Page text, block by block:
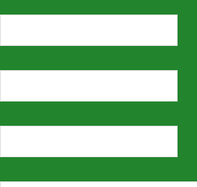
Concierto de Navidad Escuela
Viernes 20 de diciembre de 2018 a las
Entrada: 1€